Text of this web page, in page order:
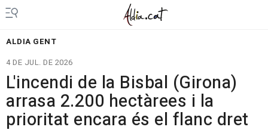
ALDIA GENT
4 DE JUL. DE 2026
L'incendi de la Bisbal (Girona)
arrasa 2.200 hectàrees i la
prioritat encara és el flanc dret